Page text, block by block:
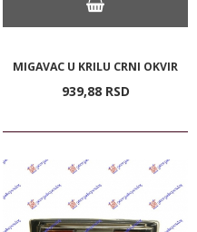
MIGAVAC U KRILU CRNI OKVIR
939,88 RSD